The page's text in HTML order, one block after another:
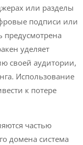
или разделы
подписи или
предусмотрена
уделяет
своей аудитории,
Использование
к потере
частью
домена система